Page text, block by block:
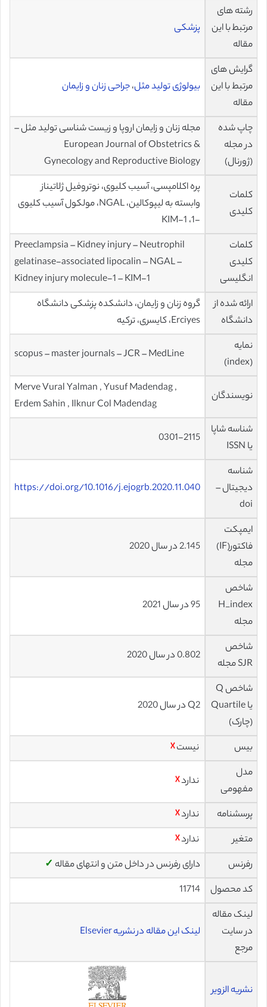
رشته های
مرتبط با این
مقاله
پزشکی
گرایش های
مرتبط با این
مقاله
بیولوژی تولید مثل،جراحی زنان و زایمان
چاپ شده
در مجله
(ژورنال)
مجله زنان و زایمان اروپا و زیست شناسی تولید مثل –
European Journal of Obstetrics &
Gynecology and Reproductive Biology
کلمات
کلیدی
پره اکلامپسی، آسیب کلیوی، نوتروفیل ژلاتیناز
وابسته به لیپوکالین، NGAL، مولکول آسیب کلیوی
-1، KIM-1
کلمات
کلیدی
انگلیسی
Preeclampsia – Kidney injury – Neutrophil
gelatinase-associated lipocalin – NGAL –
Kidney injury molecule-1 – KIM-1
ارائه شده از
دانشگاه
گروه زنان و زایمان، دانشکده پزشکی دانشگاه
Erciyes، کایسری، ترکیه
نمایه
(index)
scopus – master journals – JCR – MedLine
نویسندگان
Merve Vural Yalman , Yusuf Madendag ,
Erdem Sahin , Ilknur Col Madendag
شناسه شاپا
یا ISSN
0301-2115
شناسه
دیجیتال –
doi
https://doi.org/10.1016/j.ejogrb.2020.11.040
ایمپکت
فاکتور(IF)
مجله
2.145 در سال 2020
شاخص
H_index
مجله
95 در سال 2021
شاخص
SJR مجله
0.802 در سال 2020
شاخص Q
یا Quartile
(چارک)
Q2 در سال 2020
بیس نیست☓
مدل
مفهومی
ندارد☓
پرسشنامه ندارد☓
متغیر
ندارد☓
رفرنس
دارای رفرنس در داخل متن و انتهای مقاله ✓
کد محصول
11714
لینک مقاله
در سایت
مرجع
لینک این مقاله در نشریه Elsevier
نشریه الزویر